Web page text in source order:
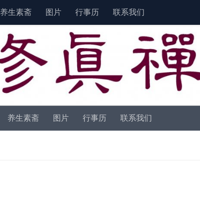
养生素斋 图片 行事历 联系我们
养生素斋 图片 行事历 联系我们